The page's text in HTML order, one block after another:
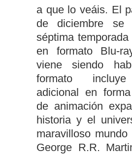
a que lo veáis. El
de diciembre se
séptima
en formato Blu-
viene siendo
formato
adicional en
de animación
historia y el
maravilloso
George R.R.